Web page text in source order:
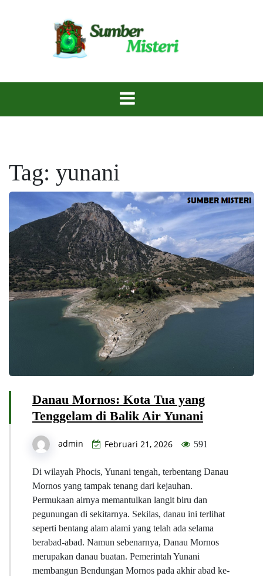
Sumber Misteri
Tag: yunani
Danau Mornos: Kota Tua yang
Tenggelam di Balik Air Yunani
admin Februari 21, 2026 591
Di wilayah Phocis, Yunani tengah, terbentang Danau
Mornos yang tampak tenang dari kejauhan.
Permukaan airnya memantulkan langit biru dan
pegunungan di sekitarnya. Sekilas, danau ini terlihat
seperti bentang alam alami yang telah ada selama
berabad-abad. Namun sebenarnya, Danau Mornos
merupakan danau buatan. Pemerintah Yunani
membangun Bendungan Mornos pada akhir abad ke-